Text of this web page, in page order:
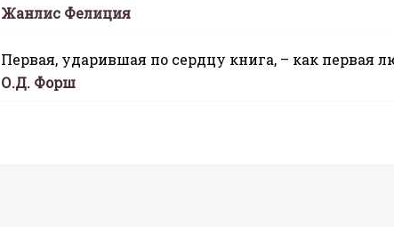
Жанлис Фелиция
Первая, ударившая по сердцу книга, – как первая
О.Д. Форш